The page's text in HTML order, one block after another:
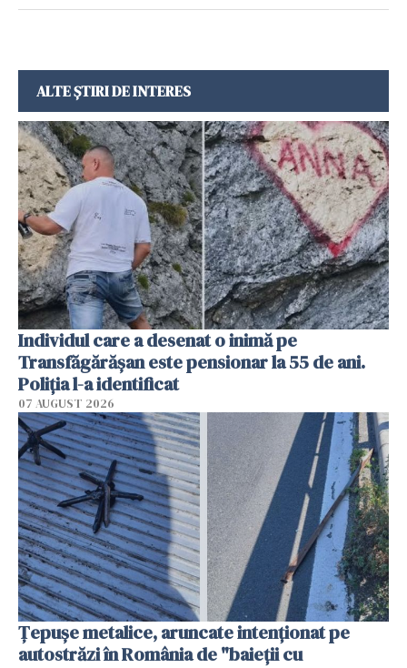
ALTE ȘTIRI DE INTERES
Individul care a desenat o inimă pe
Transfăgărășan este pensionar la 55 de ani.
Poliția l-a identificat
07 AUGUST 2026
Țepușe metalice, aruncate intenționat pe
autostrăzi în România de "baieții cu